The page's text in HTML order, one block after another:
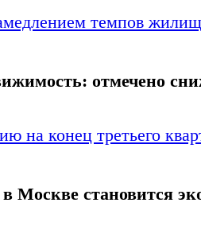
темпов
отмечено
на конец третьего
Москве становится